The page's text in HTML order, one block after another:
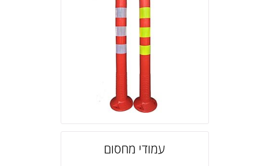
עמודי מחסום